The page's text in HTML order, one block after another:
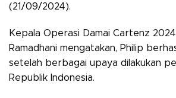
(21/09/2024).
Kepala Operasi Damai Cartenz
Ramadhani mengatakan, Philip
setelah berbagai upaya dilakukan
Republik Indonesia.